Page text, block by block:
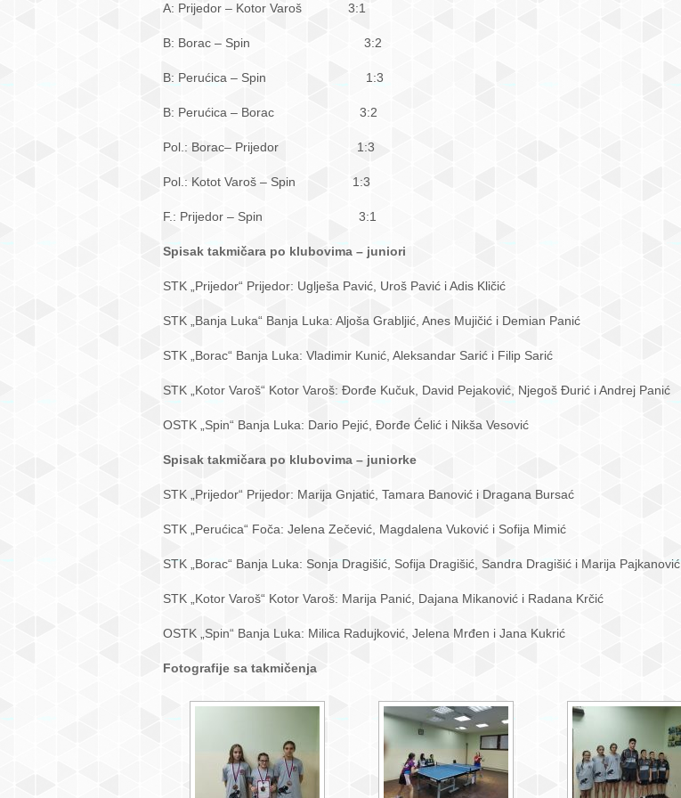
A: Prijedor – Kotor Varoš 3:1
B: Borac – Spin 3:2
B: Perućica – Spin 1:3
B: Perućica – Borac 3:2
Pol.: Borac– Prijedor 1:3
Pol.: Kotot Varoš – Spin 1:3
F.: Prijedor – Spin 3:1
Spisak takmičara po klubovima – juniori
STK „Prijedor“ Prijedor: Uglješa Pavić, Uroš Pavić i Adis Kličić
STK „Banja Luka“ Banja Luka: Aljoša Grabljić, Anes Mujičić i Demian Panić
STK „Borac“ Banja Luka: Vladimir Kunić, Aleksandar Sarić i Filip Sarić
STK „Kotor Varoš“ Kotor Varoš: Đorđe Kučuk, David Pejaković, Njegoš Đurić i Andrej Panić
OSTK „Spin“ Banja Luka: Dario Pejić, Đorđe Ćelić i Nikša Vesović
Spisak takmičara po klubovima – juniorke
STK „Prijedor“ Prijedor: Marija Gnjatić, Tamara Banović i Dragana Bursać
STK „Perućica“ Foča: Jelena Zečević, Magdalena Vuković i Sofija Mimić
STK „Borac“ Banja Luka: Sonja Dragišić, Sofija Dragišić, Sandra Dragišić i Marija Pajkanović
STK „Kotor Varoš“ Kotor Varoš: Marija Panić, Dajana Mikanović i Radana Krčić
OSTK „Spin“ Banja Luka: Milica Radujković, Jelena Mrđen i Jana Kukrić
Fotografije sa takmičenja